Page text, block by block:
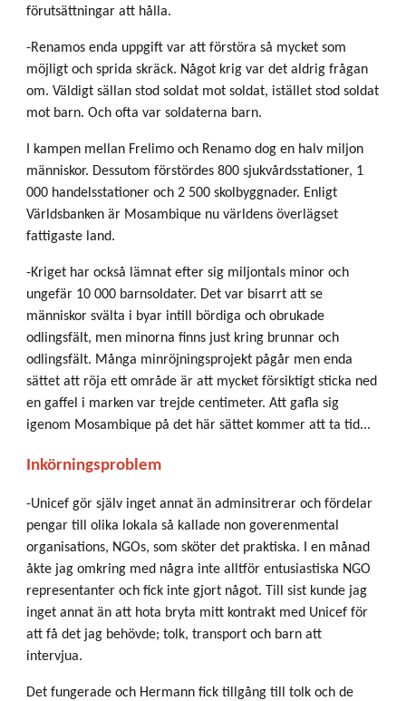
förutsättningar att hålla.
-Renamos enda uppgift var att förstöra så mycket som
möjligt och sprida skräck. Något krig var det aldrig frågan
om. Väldigt sällan stod soldat mot soldat, istället stod soldat
mot barn. Och ofta var soldaterna barn.
I kampen mellan Frelimo och Renamo dog en halv miljon
människor. Dessutom förstördes 800 sjukvårdsstationer, 1
000 handelsstationer och 2 500 skolbyggnader. Enligt
Världsbanken är Mosambique nu världens överlägset
fattigaste land.
-Kriget har också lämnat efter sig miljontals minor och
ungefär 10 000 barnsoldater. Det var bisarrt att se
människor svälta i byar intill bördiga och obrukade
odlingsfält, men minorna finns just kring brunnar och
odlingsfält. Många minröjningsprojekt pågår men enda
sättet att röja ett område är att mycket försiktigt sticka ned
en gaffel i marken var trejde centimeter. Att gafla sig
igenom Mosambique på det här sättet kommer att ta tid...
Inkörningsproblem
-Unicef gör själv inget annat än adminsitrerar och fördelar
pengar till olika lokala så kallade non goverenmental
organisations, NGOs, som sköter det praktiska. I en månad
åkte jag omkring med några inte alltför entusiastiska NGO
representanter och fick inte gjort något. Till sist kunde jag
inget annat än att hota bryta mitt kontrakt med Unicef för
att få det jag behövde; tolk, transport och barn att
intervjua.
Det fungerade och Hermann fick tillgång till tolk och de